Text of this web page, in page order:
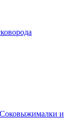
Соковыжималки и